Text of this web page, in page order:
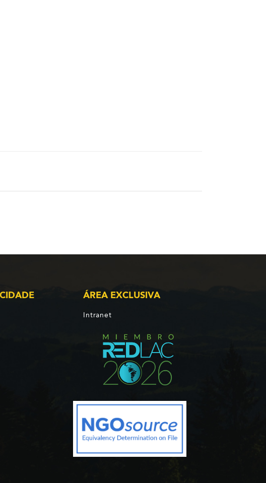
ÁREA EXCLUSIVA
Intranet